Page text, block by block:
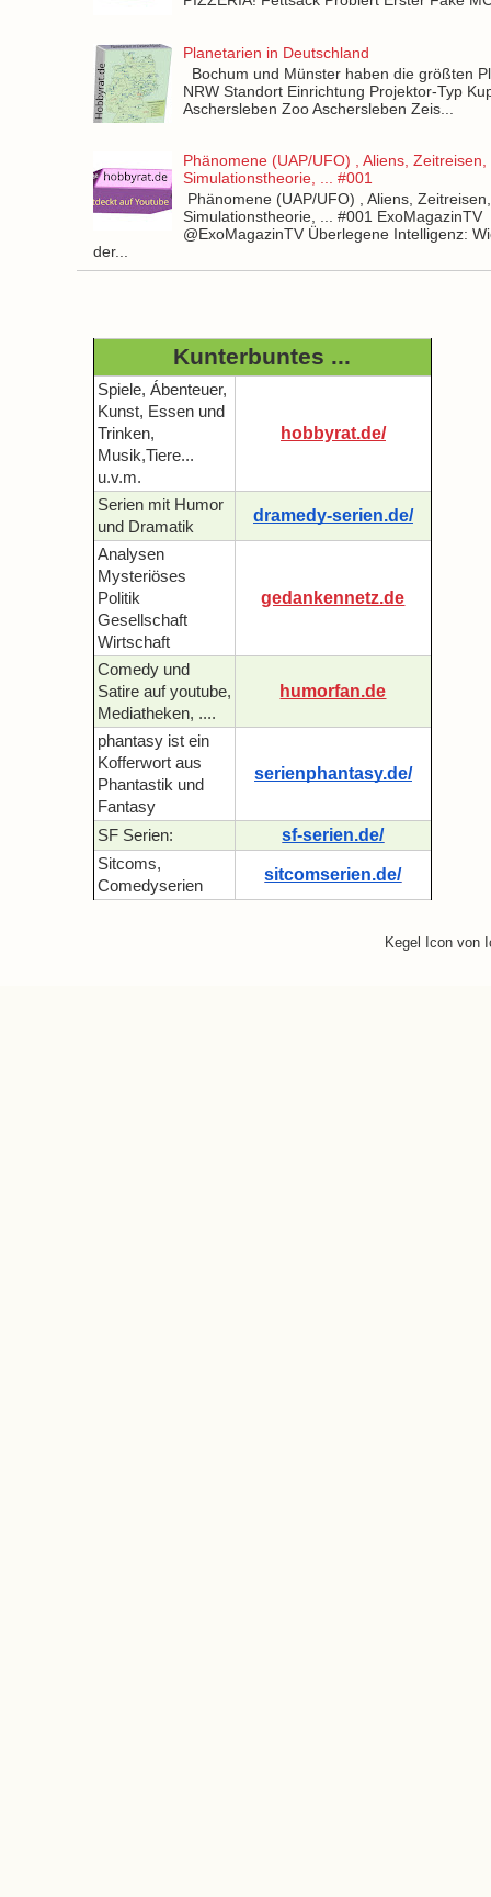
Planetarien in Deutschland
Bochum und Münster haben die größten
NRW Standort Einrichtung Projektor-Typ
Aschersleben Zoo Aschersleben Zeis...
Phänomene (UAP/UFO) , Aliens, Zeitreisen,
Simulationstheorie, ... #001
Phänomene (UAP/UFO) , Aliens, Zeitreisen,
Simulationstheorie, ... #001 ExoMagazinTV
@ExoMagazinTV Überlegene Intelligenz:
der...
Kunterbuntes ...
Spiele, Ábenteuer,
Kunst, Essen und
Trinken,
Musik,Tiere...
u.v.m.
hobbyrat.de/
Serien mit Humor
und Dramatik
dramedy-serien.de/
Analysen
Mysteriöses
Politik
Gesellschaft
Wirtschaft
gedankennetz.de
Comedy und
Satire auf youtube,
Mediatheken, ....
humorfan.de
phantasy ist ein
Kofferwort aus
Phantastik und
Fantasy
serienphantasy.de/
SF Serien: sf-serien.de/
Sitcoms,
Comedyserien
sitcomserien.de/
Kegel Icon von